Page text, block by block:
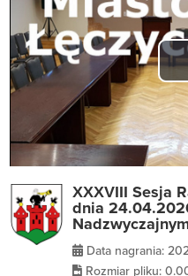
XXXVIII Sesja
dnia
Data nagrania:
Rozmiar pliku: